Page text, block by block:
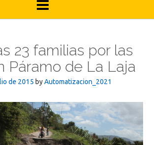
23 familias por las
Páramo de La Laja
de 2015 byAutomatizacion_2021